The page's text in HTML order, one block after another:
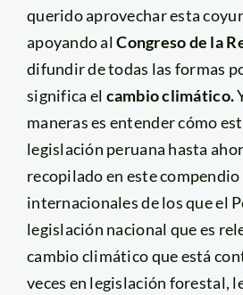
querido aprovechar esta
apoyando alCongreso de la
difundir de todas las formas
significa el cambio climático.
maneras es entender cómo
legislación peruana hasta
recopilado en este
internacionales de los que el
legislación nacional que es
cambio climático que está
veces en legislación forestal,